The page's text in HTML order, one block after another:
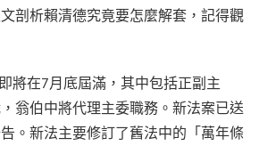
剖析賴清德究竟要怎麼解套，記得觀
將在7月底屆滿，其中包括正副主
翁伯中將代理主委職務。新法案已送
。新法主要修訂了舊法中的「萬年條